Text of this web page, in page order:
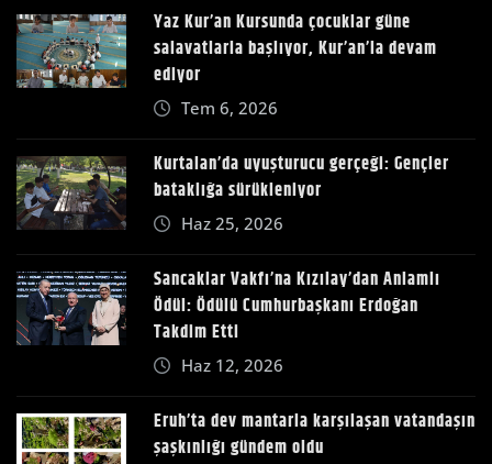
Yaz Kur’an Kursunda çocuklar güne
salavatlarla başlıyor, Kur’an’la devam
ediyor
Tem 6, 2026
Kurtalan’da uyuşturucu gerçeği: Gençler
bataklığa sürükleniyor
Haz 25, 2026
Sancaklar Vakfı’na Kızılay’dan Anlamlı
Ödül: Ödülü Cumhurbaşkanı Erdoğan
Takdim Etti
Haz 12, 2026
Eruh’ta dev mantarla karşılaşan vatandaşın
şaşkınlığı gündem oldu